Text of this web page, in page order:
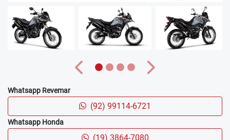
Anterior Próximo
Whatsapp Revemar
(92) 99114-6721
Whatsapp Honda
(19) 3864-7080